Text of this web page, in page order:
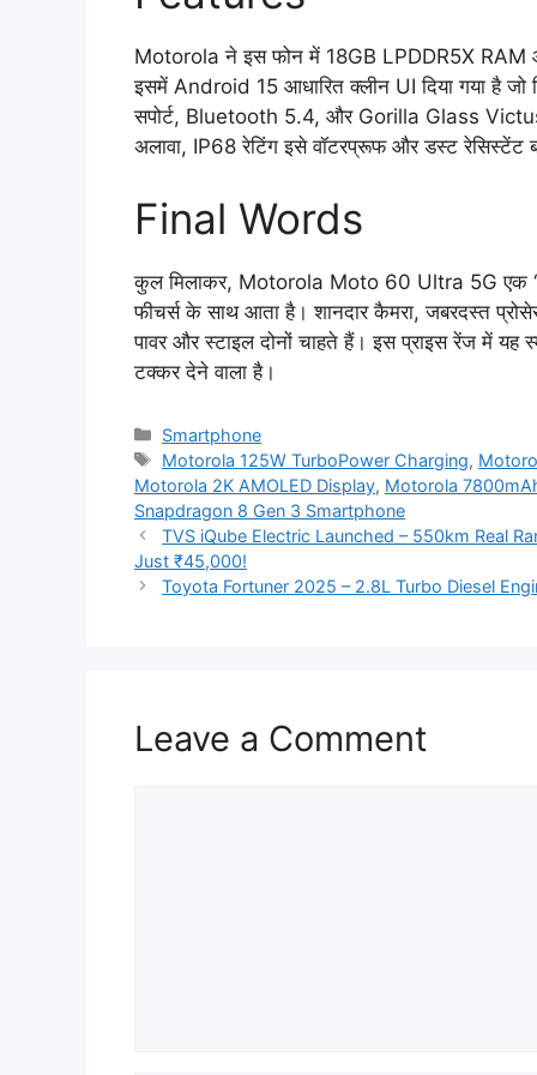
Motorola ने इस फोन में 18GB LPDDR5X RAM
इसमें Android 15 आधारित क्लीन UI दिया गया है
सपोर्ट, Bluetooth 5.4, और Gorilla Glass
अलावा, IP68 रेटिंग इसे वॉटरप्रूफ और डस्ट रेसिस्टेंट
Final Words
कुल मिलाकर, Motorola Moto 60 Ultra 5G एक
फीचर्स के साथ आता है। शानदार कैमरा, जबरदस्त
पावर और स्टाइल दोनों चाहते हैं। इस प्राइस रेंज में
टक्कर देने वाला है।
Categories
Smartphone
Tags
Motorola 125W TurboPower Charging,
Motorola 2K AMOLED Display, Motorola
Snapdragon 8 Gen 3 Smartphone
TVS iQube Electric Launched – 550km Real
Just ₹45,000!
Toyota Fortuner 2025 – 2.8L Turbo Diesel
Leave a Comment